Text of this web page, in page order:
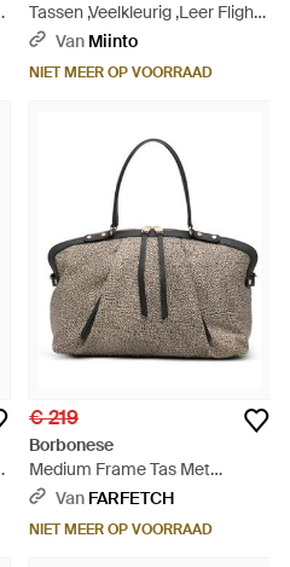
Tassen ,Veelkleurig ,Leer Flight
Shopping Bag Large - Rood
Van Miinto
NIET MEER OP VOORRAAD
€ 219
Borbonese
Medium Frame Tas Met
Handvat - Grijs
Van FARFETCH
NIET MEER OP VOORRAAD